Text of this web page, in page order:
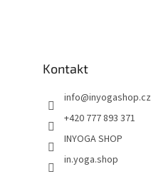
Kontakt
info@inyogashop.cz
+420 777 893 371
INYOGA SHOP
in.yoga.shop